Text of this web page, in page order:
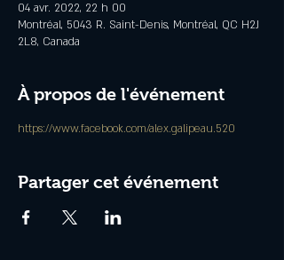
04 avr. 2022, 22 h 00
Montréal, 5043 R. Saint-Denis, Montréal, QC H2J
2L8, Canada
À propos de l'événement
https://www.facebook.com/alex.galipeau.520
Partager cet événement